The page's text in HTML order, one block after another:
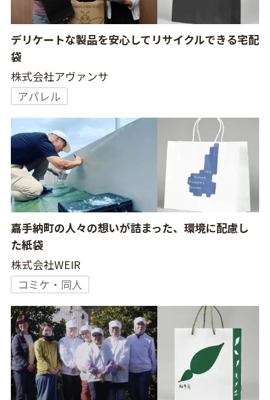
デリケートな製品を安心してリサイクルできる宅配
袋
株式会社アヴァンサ
アパレル
嘉手納町の人々の想いが詰まった、環境に配慮し
た紙袋
株式会社WEIR
コミケ・同人